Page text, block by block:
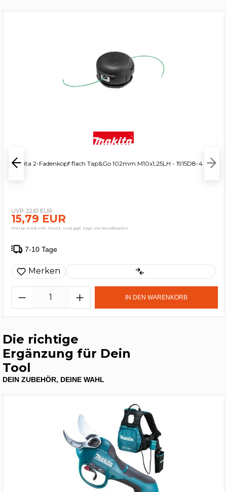
Makita 2-Fadenkopf flach Tap&Go 102mm M10x1,25LH - 1915D8-4
22,61 EUR
15,79 EUR
Preise sind inkl. MwSt. und ggf. zzgl. Versandkosten
7-10 Tage
Merken
IN DEN WARENKORB
Die richtige
Ergänzung für Dein
Tool
DEIN ZUBEHÖR, DEINE WAHL